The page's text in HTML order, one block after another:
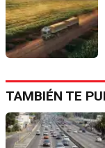
TAMBIÉN TE